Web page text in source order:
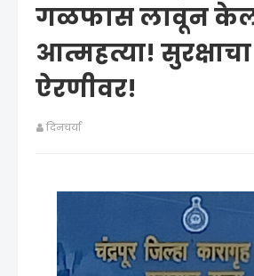
गळफास लावून
आत्महत्या! सुरक्षाचा
ऐरणीवर!
दिनचर्या